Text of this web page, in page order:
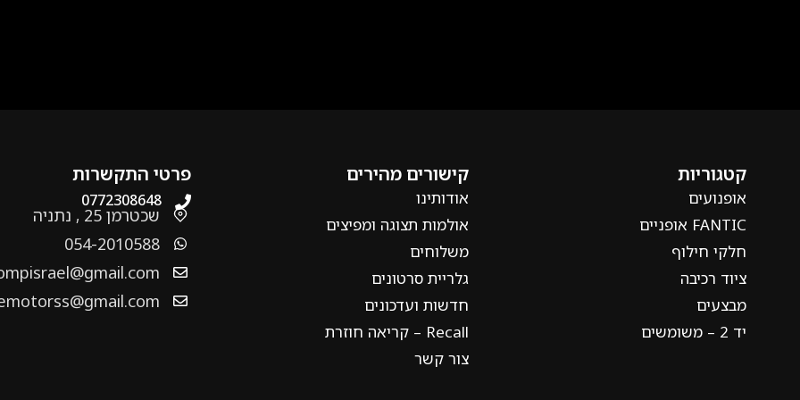
קטגוריות
אופנועים
FANTIC אופניים
חלקי חילוף
ציוד רכיבה
מבצעים
יד 2 – משומשים
קישורים מהירים
אודותינו
אולמות תצוגה ומפיצים
משלוחים
גלריית סרטונים
חדשות ועדכונים
Recall – קריאה חוזרת
צור קשר
פרטי התקשרות
0772308648
שכטרמן 25 , נתניה
054-2010588